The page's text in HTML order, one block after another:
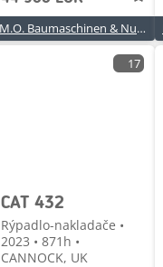
M.O. Baumaschinen & Nutzfahrzeuge GmbH & Co. KG
17
CAT 432
Rýpadlo-nakladače •
2023 • 871h •
CANNOCK, UK